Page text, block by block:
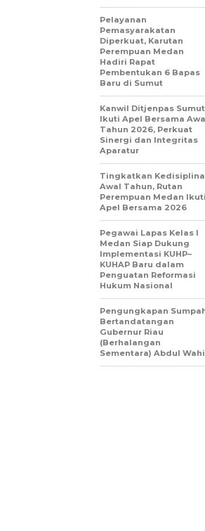
Pelayanan
Pemasyarakatan
Diperkuat, Karutan
Perempuan Medan
Hadiri Rapat
Pembentukan 6 Bapas
Baru di Sumut
Kanwil Ditjenpas Sumut
Ikuti Apel Bersama
Tahun 2026, Perkuat
Sinergi dan Integritas
Aparatur
Tingkatkan
Awal Tahun, Rutan
Perempuan Medan Ikuti
Apel Bersama 2026
Pegawai Lapas Kelas I
Medan Siap Dukung
Implementasi KUHP–
KUHAP Baru dalam
Penguatan Reformasi
Hukum Nasional
Pengungkapan
Bertandatangan
Gubernur Riau
(Berhalangan
Sementara) Abdul